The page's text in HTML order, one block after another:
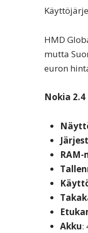
HMD
mutta
euron
Nokia
Akku: